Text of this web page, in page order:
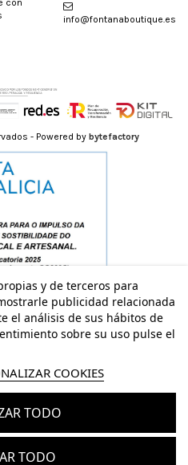
con
info@fontanaboutique.es
y de terceros para
publicidad relacionada
el análisis de sus hábitos de
sobre su uso pulse el
COOKIES
TODO
TODO
- Powered by bytefactory